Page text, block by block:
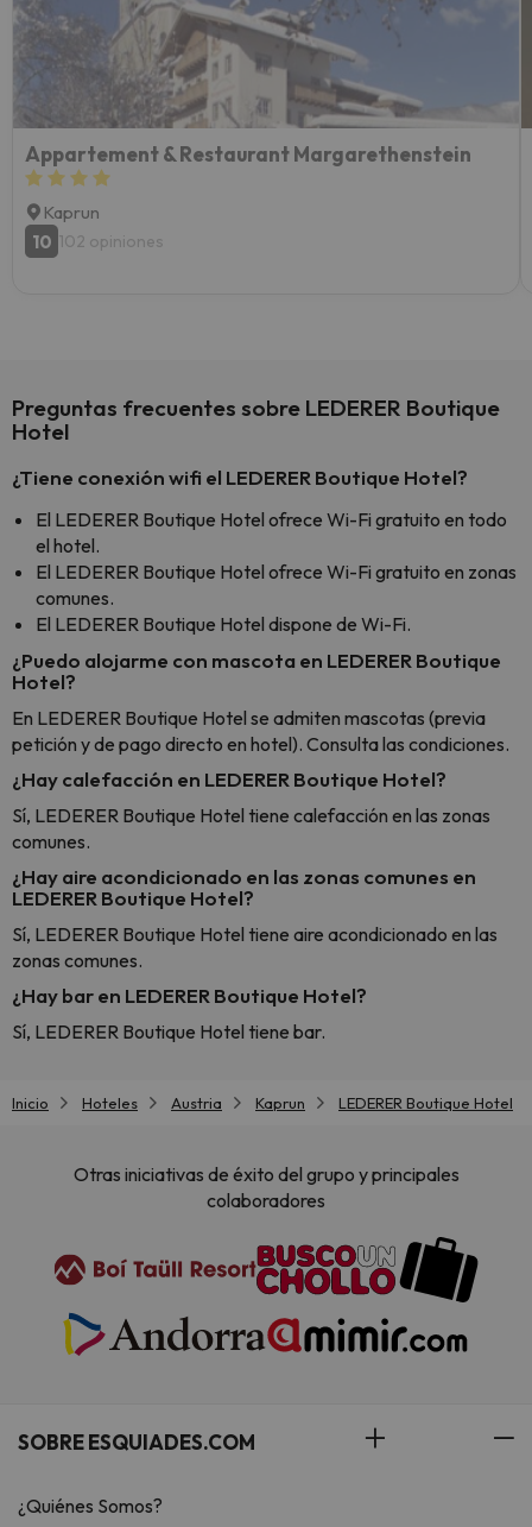
Appartement & Restaurant Margarethenstein
Kaprun
10 102 opiniones
Preguntas frecuentes sobre LEDERER Boutique
Hotel
¿Tiene conexión wifi el LEDERER Boutique Hotel?
El LEDERER Boutique Hotel ofrece Wi-Fi gratuito en todo
el hotel.
El LEDERER Boutique Hotel ofrece Wi-Fi gratuito en zonas
comunes.
El LEDERER Boutique Hotel dispone de Wi-Fi.
¿Puedo alojarme con mascota en LEDERER Boutique
Hotel?
En LEDERER Boutique Hotel se admiten mascotas (previa
petición y de pago directo en hotel). Consulta las condiciones.
¿Hay calefacción en LEDERER Boutique Hotel?
Sí, LEDERER Boutique Hotel tiene calefacción en las zonas
comunes.
¿Hay aire acondicionado en las zonas comunes en
LEDERER Boutique Hotel?
Sí, LEDERER Boutique Hotel tiene aire acondicionado en las
zonas comunes.
¿Hay bar en LEDERER Boutique Hotel?
Sí, LEDERER Boutique Hotel tiene bar.
Inicio Hoteles Austria Kaprun LEDERER Boutique Hotel
Otras iniciativas de éxito del grupo y principales
colaboradores
SOBRE ESQUIADES.COM
¿Quiénes Somos?